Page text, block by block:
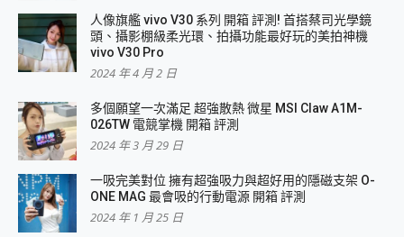
人像旗艦 vivo V30 系列 開箱 評測! 首搭蔡司光學鏡
頭、攝影棚級柔光環、拍攝功能最好玩的美拍神機
vivo V30 Pro
2024 年 4 月 2 日
多個願望一次滿足 超強散熱 微星 MSI Claw A1M-
026TW 電競掌機 開箱 評測
2024 年 3 月 29 日
一吸完美對位 擁有超強吸力與超好用的隱磁支架 O-
ONE MAG 最會吸的行動電源 開箱 評測
2024 年 1 月 25 日